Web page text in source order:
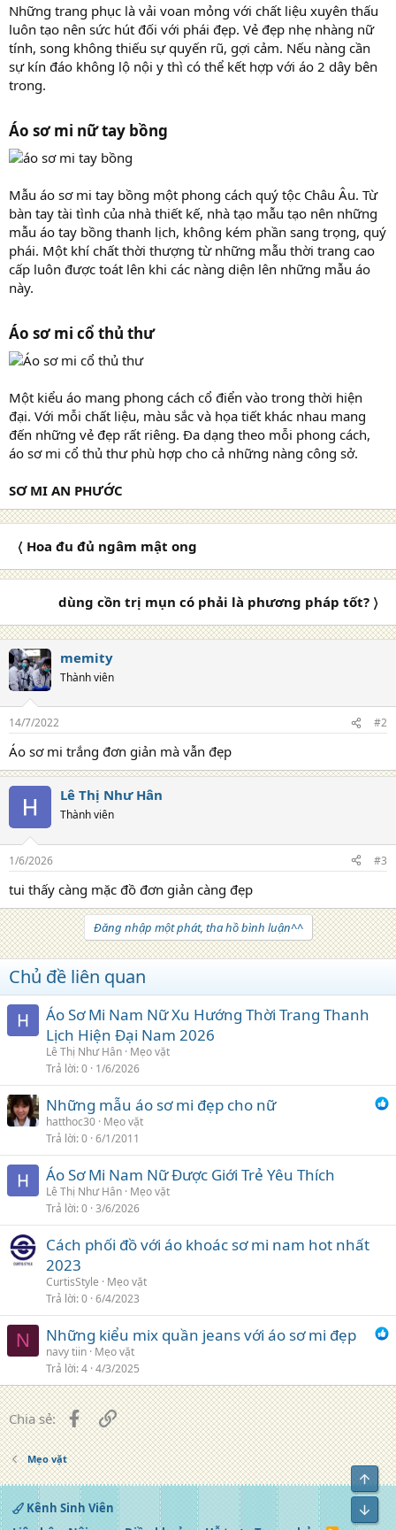
Những trang phục là vải voan mỏng với chất liệu xuyên thấu
luôn tạo nên sức hút đối với phái đẹp. Vẻ đẹp nhẹ nhàng nữ
tính, song không thiếu sự quyến rũ, gợi cảm. Nếu nàng cần
sự kín đáo không lộ nội y thì có thể kết hợp với áo 2 dây bên
trong.
Áo sơ mi nữ tay bồng
Mẫu áo sơ mi tay bồng một phong cách quý tộc Châu Âu. Từ
bàn tay tài tình của nhà thiết kế, nhà tạo mẫu tạo nên những
mẫu áo tay bồng thanh lịch, không kém phần sang trọng, quý
phái. Một khí chất thời thượng từ những mẫu thời trang cao
cấp luôn được toát lên khi các nàng diện lên những mẫu áo
này.
Áo sơ mi cổ thủ thư
Một kiểu áo mang phong cách cổ điển vào trong thời hiện
đại. Với mỗi chất liệu, màu sắc và họa tiết khác nhau mang
đến những vẻ đẹp rất riêng. Đa dạng theo mỗi phong cách,
áo sơ mi cổ thủ thư phù hợp cho cả những nàng công sở.
SƠ MI AN PHƯỚC
〈 Hoa đu đủ ngâm mật ong
dùng cồn trị mụn có phải là phương pháp tốt? 〉
memity
Thành viên
14/7/2022 #2
Áo sơ mi trắng đơn giản mà vẫn đẹp
Lê Thị Như Hân
Thành viên
1/6/2026 #3
tui thấy càng mặc đồ đơn giản càng đẹp
Đăng nhập một phát, tha hồ bình luận^^
Chủ đề liên quan
Áo Sơ Mi Nam Nữ Xu Hướng Thời Trang Thanh
Lịch Hiện Đại Nam 2026
Lê Thị Như Hân Mẹo vặt
Trả lời 0 1/6/2026
Những mẫu áo sơ mi đẹp cho nữ
hatthoc30 Mẹo vặt
Trả lời 0 6/1/2011
Áo Sơ Mi Nam Nữ Được Giới Trẻ Yêu Thích
Lê Thị Như Hân Mẹo vặt
Trả lời 0 3/6/2026
Cách phối đồ với áo khoác sơ mi nam hot nhất
2023
CurtisStyle
Mẹo vặt
Trả lời 0 6/4/2023
N Những kiểu mix quần jeans với áo sơ mi đẹp
navy tiin Mẹo vặt
Trả lời 4 4/3/2025
Chia sẻ: FacebookLiên kết
Mẹo vặt
Kênh Sinh Viên
Top